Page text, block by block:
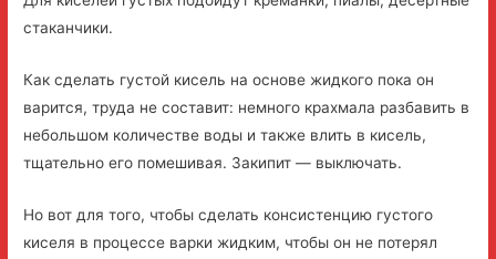
стаканчики.
Как сделать густой кисель на основе жидкого пока он
варится, труда не составит: немного крахмала разбавить в
небольшом количестве воды и также влить в кисель,
тщательно его помешивая. Закипит — выключать.
Но вот для того, чтобы сделать консистенцию густого
киселя в процессе варки жидким, чтобы он не потерял